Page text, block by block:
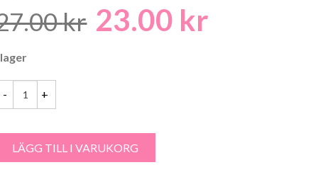
kr Det
23.00 kr
LÄGG TILL I VARUKORG